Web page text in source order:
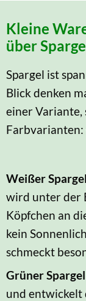
Kleine
über
Spargel ist
Blick denken
einer Variante,
Weißer Spargel
wird unter der
Köpfchen an
kein
schmeckt
Grüner Spargel
und entwickelt